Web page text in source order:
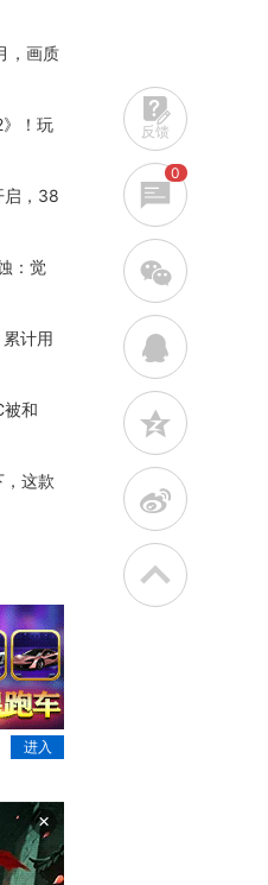
，画质
》！玩
启，38
：觉
计用
被和
这款
进入
×
反馈
0
w
q
z
t